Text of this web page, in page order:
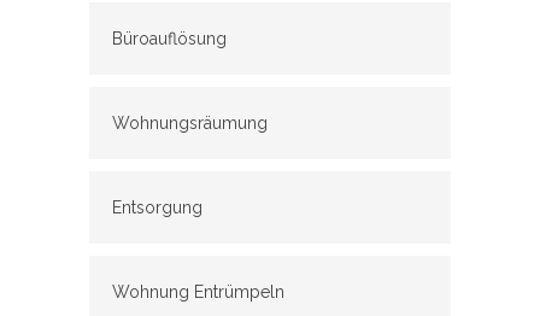
Büroauflösung
Wohnungsräumung
Entsorgung
Wohnung Entrümpeln